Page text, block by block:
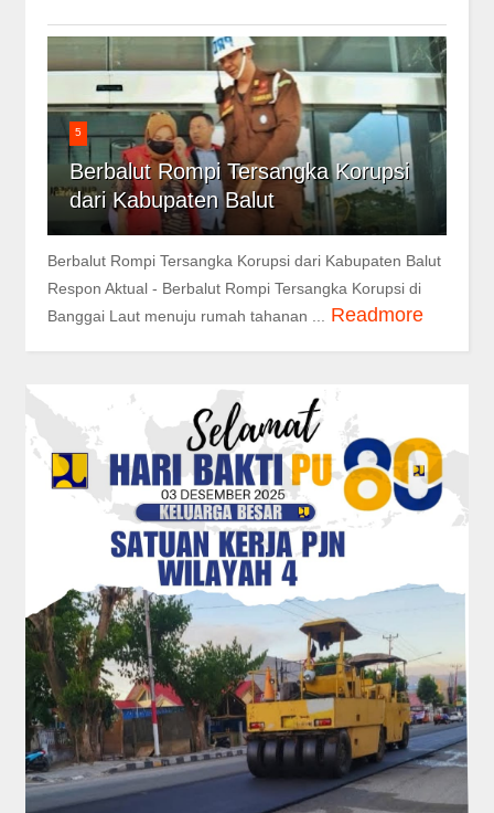
5
Berbalut Rompi Tersangka Korupsi
dari Kabupaten Balut
Berbalut Rompi Tersangka Korupsi dari Kabupaten Balut
Respon Aktual - Berbalut Rompi Tersangka Korupsi di
Banggai Laut menuju rumah tahanan ...
Readmore